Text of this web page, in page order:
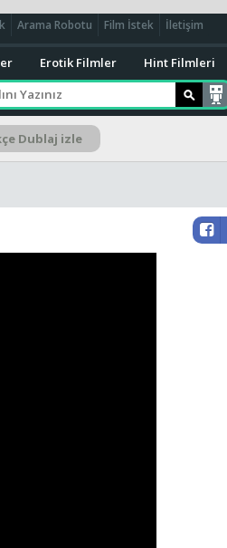
Arama Robotu Film İstek İletişim
Erotik Filmler
Hint Filmleri
Dublaj izle